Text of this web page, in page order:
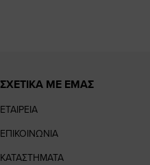
ΣΧΕΤΙΚΑ ΜΕ ΕΜΑΣ
ΕΤΑΙΡΕΙΑ
ΕΠΙΚΟΙΝΩΝΙΑ
ΚΑΤΑΣΤΗΜΑΤΑ